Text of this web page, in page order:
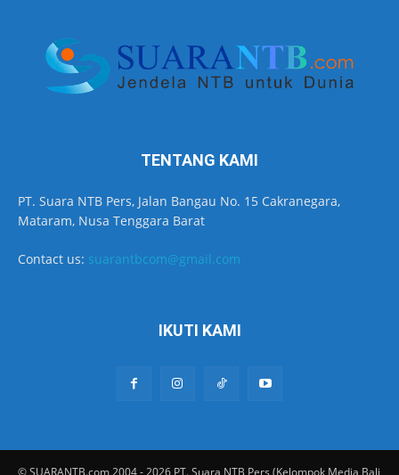
TENTANG KAMI
PT. Suara NTB Pers, Jalan Bangau No. 15 Cakranegara,
Mataram, Nusa Tenggara Barat
Contact us: suarantbcom@gmail.com
IKUTI KAMI